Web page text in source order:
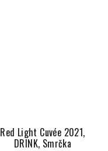
Red Light Cuvée 2021,
DRINK, Smrčka